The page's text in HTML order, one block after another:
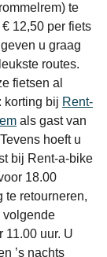
te
12,50 per fiets
u graag
routes.
fietsen al
korting bij Rent-
als gast van
hoeft u
bij Rent-a-bike
18.00
te retourneren,
volgende
11.00 uur. U
’s nachts